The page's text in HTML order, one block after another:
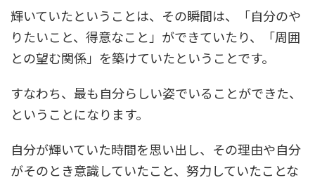
輝いていたということは、その瞬間は、「自分のや
りたいこと、得意なこと」ができていたり、「周囲
との望む関係」を築けていたということです。
すなわち、最も自分らしい姿でいることができた、
ということになります。
自分が輝いていた時間を思い出し、その理由や自分
がそのとき意識していたこと、努力していたことな